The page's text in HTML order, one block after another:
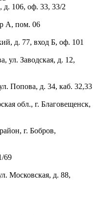
д. 106, оф. 33, 33/2
А, пом. 06
д. 77, вход Б, оф. 101
ул. Заводская, д. 12,
Попова, д. 34, каб. 32,33
обл., г. Благовещенск,
г. Бобров,
69
Московская, д. 88,